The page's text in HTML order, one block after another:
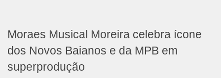
Moraes Musical Moreira celebra ícone
dos Novos Baianos e da MPB em
superprodução